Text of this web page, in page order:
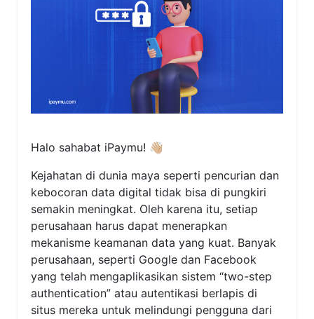
Halo sahabat iPaymu! 👋🏼
Kejahatan di dunia maya seperti pencurian dan
kebocoran data digital tidak bisa di pungkiri
semakin meningkat. Oleh karena itu, setiap
perusahaan harus dapat menerapkan
mekanisme keamanan data yang kuat. Banyak
perusahaan, seperti Google dan Facebook
yang telah mengaplikasikan sistem “two-step
authentication” atau autentikasi berlapis di
situs mereka untuk melindungi pengguna dari